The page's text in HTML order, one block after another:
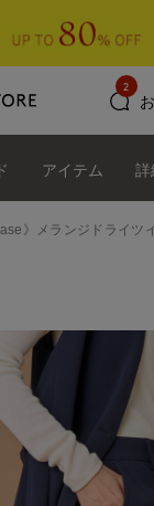
2
アイテム 詳
》メランジドライツ